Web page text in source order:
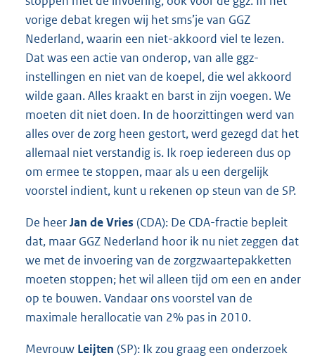
vorige debat kregen wij het sms’je van GGZ
Nederland, waarin een niet-akkoord viel te lezen.
Dat was een actie van onderop, van alle ggz-
instellingen en niet van de koepel, die wel akkoord
wilde gaan. Alles kraakt en barst in zijn voegen. We
moeten dit niet doen. In de hoorzittingen werd van
alles over de zorg heen gestort, werd gezegd dat het
allemaal niet verstandig is. Ik roep iedereen dus op
om ermee te stoppen, maar als u een dergelijk
voorstel indient, kunt u rekenen op steun van de SP.
De heerJan de Vries (CDA): De CDA-fractie bepleit
dat, maar GGZ Nederland hoor ik nu niet zeggen dat
we met de invoering van de zorgzwaartepakketten
moeten stoppen; het wil alleen tijd om een en ander
op te bouwen. Vandaar ons voorstel van de
maximale herallocatie van 2% pas in 2010.
Mevrouw Leijten (SP): Ik zou graag een onderzoek